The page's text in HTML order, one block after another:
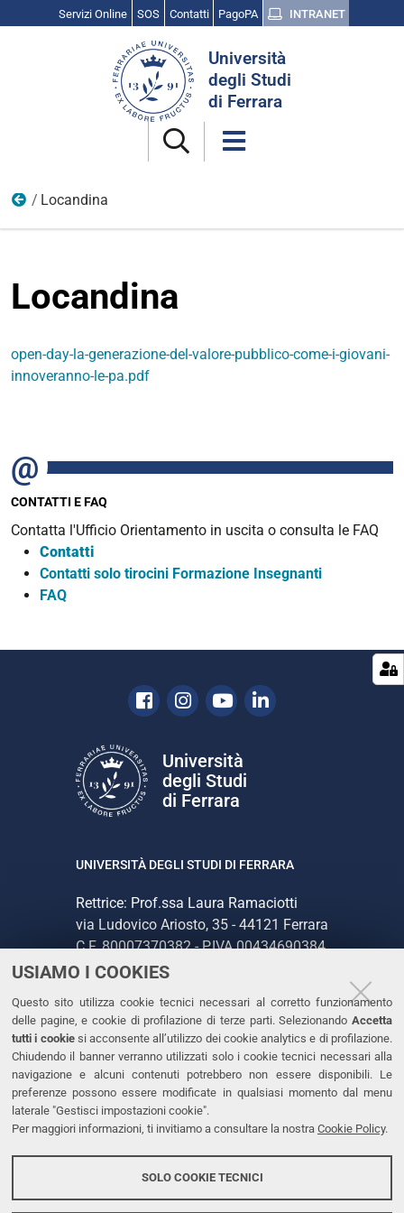
USIAMO I COOKIES
Questo sito utilizza cookie tecnici necessari al corretto funzionamento
delle pagine, e cookie di profilazione di terze parti. Selezionando Accetta
tutti i cookiesi acconsente all’utilizzo dei cookie analytics e di profilazione.
Chiudendo il banner verranno utilizzati solo i cookie tecnici necessari alla
navigazione e alcuni contenuti potrebbero non essere disponibili. Le
preferenze possono essere modificate in qualsiasi momento dal menu
laterale "Gestisci impostazioni cookie".
Per maggiori informazioni, ti invitiamo a consultare la nostra Cookie Policy.
SOLO COOKIE TECNICI
Servizi Online SOS Contatti PagoPA INTRANET
Università
degli Studi
di Ferrara
Attività di orientamento | 12 aprile 2024 - Open Day - La
Locandina
Locandina
open-day-la-generazione-del-valore-pubblico-come-i-giovani-
innoveranno-le-pa.pdf
CONTATTI E FAQ
Contatta l'Ufficio Orientamento in uscita o consulta le FAQ
Contatti
Contatti solo tirocini Formazione Insegnanti
FAQ
Facebook
Instagram
YoutubeLinkedin
Università
degli Studi
di Ferrara
UNIVERSITÀ DEGLI STUDI DI FERRARA
Rettrice: Prof.ssa Laura Ramaciotti
via Ludovico Ariosto, 35 - 44121 Ferrara
C.F. 80007370382 - P.IVA 00434690384
CONTATTI
Tel. +39 0532 293111
Fax. +39 0532 293031
PEC
LINKS
Accessibilità
Protezione dati personali